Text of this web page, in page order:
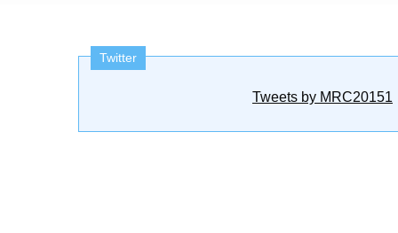
Twitter
Tweets by MRC20151